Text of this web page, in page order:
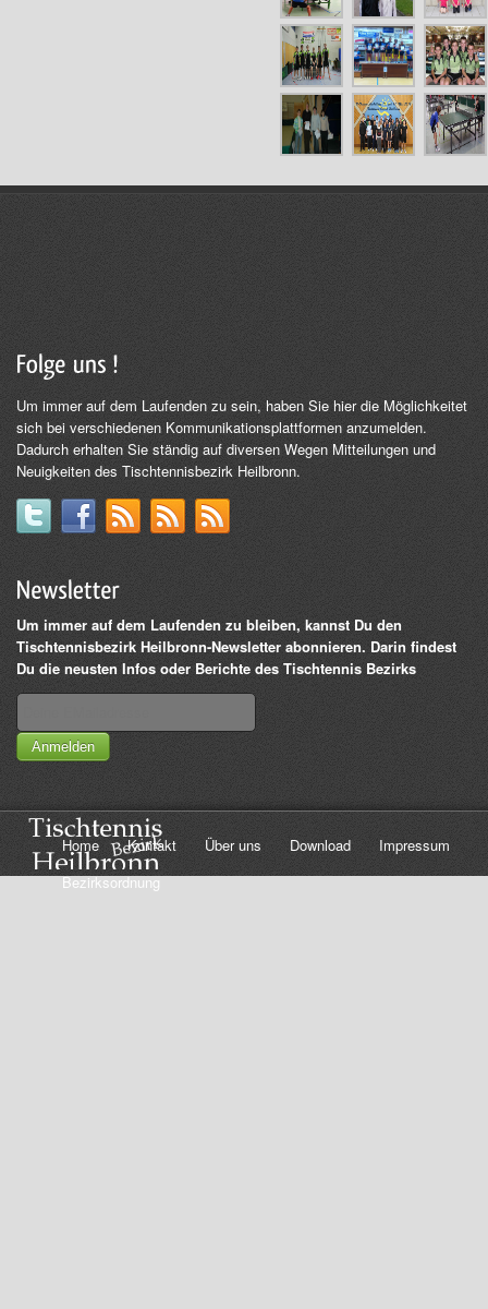
Um immer auf dem Laufenden zu sein, haben Sie hier die Möglichkeitet
sich bei verschiedenen Kommunikationsplattformen anzumelden.
Dadurch erhalten Sie ständig auf diversen Wegen Mitteilungen und
Neuigkeiten des Tischtennisbezirk Heilbronn.
Um immer auf dem Laufenden zu bleiben, kannst Du den
Tischtennisbezirk Heilbronn-Newsletter abonnieren. Darin findest
Du die neusten Infos oder Berichte des Tischtennis Bezirks
Anmelden
Home Kontakt Über uns Download
Impressum
Bezirksordnung